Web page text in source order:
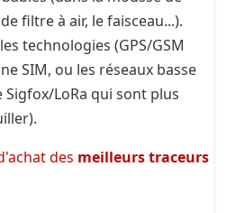
filtre à air, le faisceau...).
technologies (GPS/GSM
SIM, ou les réseaux basse
LoRa qui sont plus
des meilleurs traceurs